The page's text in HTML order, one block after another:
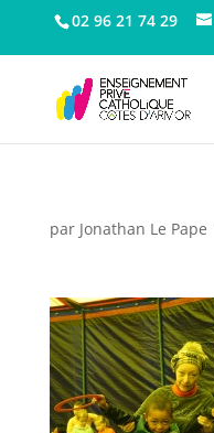
02 96 21 74 29
par Jonathan Le Pape